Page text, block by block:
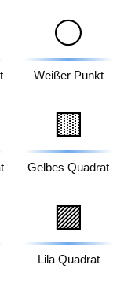
⚪
Weißer Punkt
🟨
Gelbes Quadrat
🟪
Lila Quadrat